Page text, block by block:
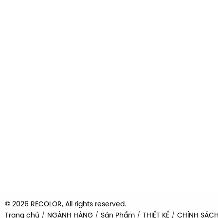
© 2026 RECOLOR, All rights reserved.
Trang chủ
NGÀNH HÀNG Sản Phẩm THIẾT KẾ CHÍNH